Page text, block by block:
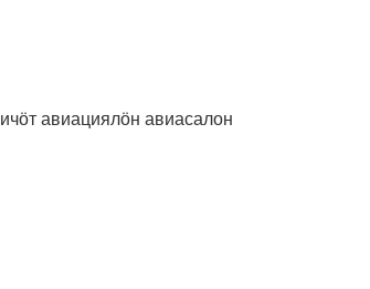
ичӧт авиациялӧн авиасалон